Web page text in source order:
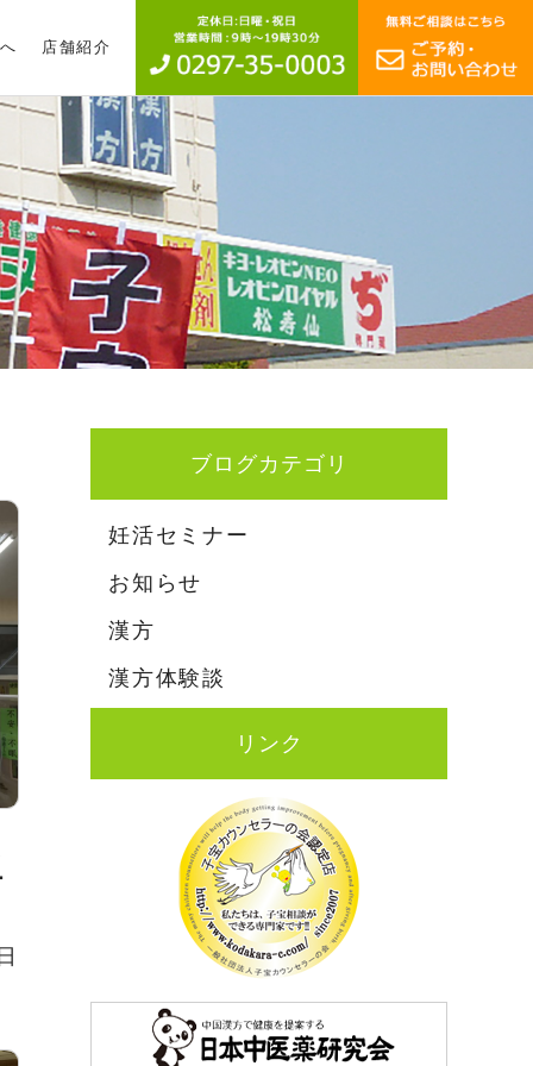
店舗紹介
ブログカテゴリ
妊活セミナー
お知らせ
漢方
漢方体験談
リンク